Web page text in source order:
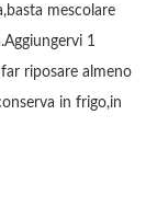
mescolare
1
riposare almeno
in frigo,in